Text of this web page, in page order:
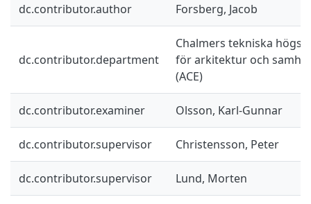
dc.contributor.author Forsberg, Jacob
dc.contributor.department
Chalmers tekniska
för arkitektur och
(ACE)
dc.contributor.examiner Olsson, Karl-Gunnar
dc.contributor.supervisor Christensson, Peter
dc.contributor.supervisor Lund, Morten